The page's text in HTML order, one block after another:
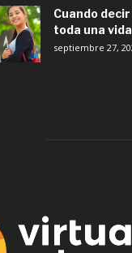
Cuando decir
toda una vida
septiembre 27,